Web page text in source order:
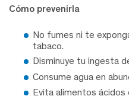
Cómo prevenirla
No fumes ni te
tabaco.
Disminuye tu ingesta
Consume agua en
Evita alimentos ácidos